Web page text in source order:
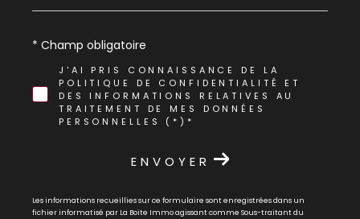
J'AI PRIS CONNAISSANCE DE LA
POLITIQUE DE CONFIDENTIALITÉ ET
DES INFORMATIONS RELATIVES AU
TRAITEMENT DE MES DONNÉES
PERSONNELLES (*)*
* Champ obligatoire
ENVOYER
Les informations recueillies sur ce formulaire sont enregistrées dans un
fichier informatisé par La Boite Immo agissant comme Sous-traitant du